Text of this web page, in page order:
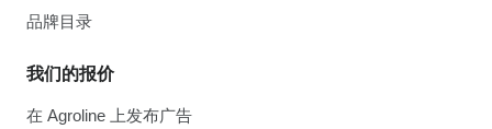
品牌目录
我们的报价
在 Agroline 上发布广告